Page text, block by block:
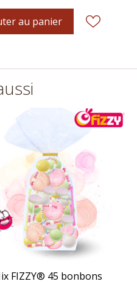
au panier
FIZZY® 45 bonbons